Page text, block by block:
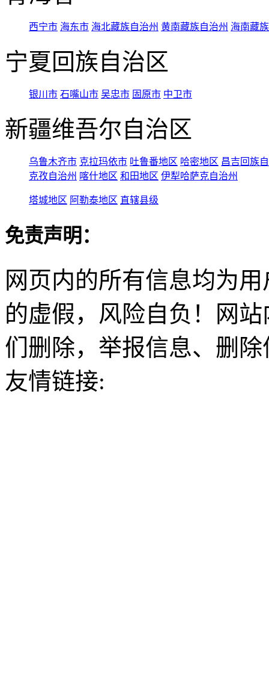
西宁市 海东市 海北藏族自治州 黄南藏族自治州 海南藏
宁夏回族自治区
银川市 石嘴山市 吴忠市 固原市 中卫市
新疆维吾尔自治区
乌鲁木齐市 克拉玛依市 吐鲁番地区 哈密地区 昌吉回族
克孜自治州 喀什地区 和田地区 伊犁哈萨克自治州
塔城地区 阿勒泰地区 直辖县级
免责声明：
网页内的所有信息均为
的虚假，风险自负！网
们删除，举报信息、删
友情链接: